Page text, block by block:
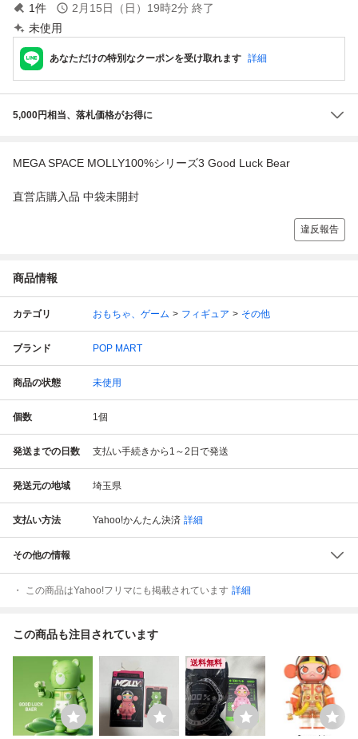
1件 2月15日（日）19時2分 終了
未使用
あなただけの特別なクーポンを受け取れます 詳細
5,000円相当、落札価格がお得に
MEGA SPACE MOLLY100%シリーズ3 Good Luck Bear
直営店購入品 中袋未開封
違反報告
商品情報
カテゴリ おもちゃ、ゲーム フィギュア その他
ブランド POP MART
商品の状態 未使用
個数 1個
発送までの日数 支払い手続きから1～2日で発送
発送元の地域 埼玉県
支払い方法 Yahoo!かんたん決済 詳細
その他の情報
この商品はYahoo!フリマにも掲載されています 詳細
この商品も注目されています
送料無料